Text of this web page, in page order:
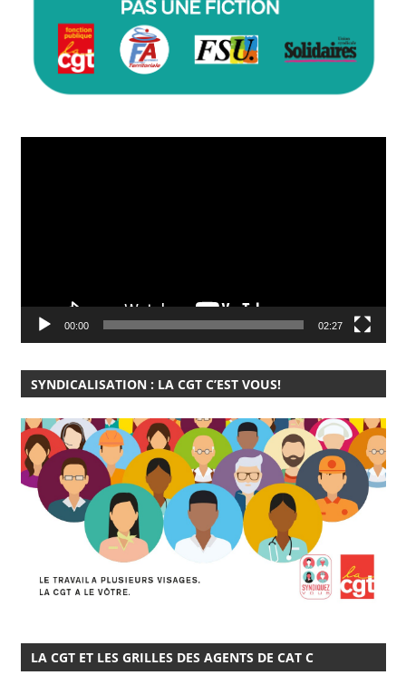
00:00 02:27
SYNDICALISATION : LA CGT C’EST VOUS!
LA CGT ET LES GRILLES DES AGENTS DE CAT C